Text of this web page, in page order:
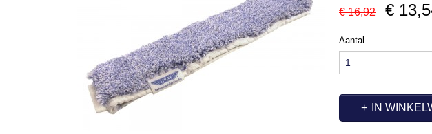
€ 16,92 €
Aantal
IN